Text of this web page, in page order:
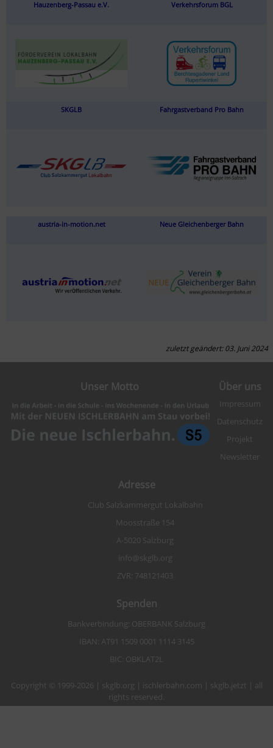
Hauzenberg-Passau e.V. Verkehrsforum BGL
SKGLB Fahrgastverband Pro Bahn
austria-in-motion.net Neue Gleichenberger Bahn
zuletzt geändert: 03. Juni 2024
Unser Motto Über uns
Impressum
Datenschutz
Projekt
Newsletter
Adresse
Club Salzkammergut Lokalbahn
Moosstraße 154
A-5020 Salzburg
info@skglb.org
ZVR: 748121403
Spenden
Bankverbindung: OBERBANK Salzburg
IBAN: AT91 1509 0001 1114 3145
BIC: OBKLAT2L
Copyright © 1999-2026 | skglb.org | ischlerbahn.com | skglb.jetzt | all
rights reserved.